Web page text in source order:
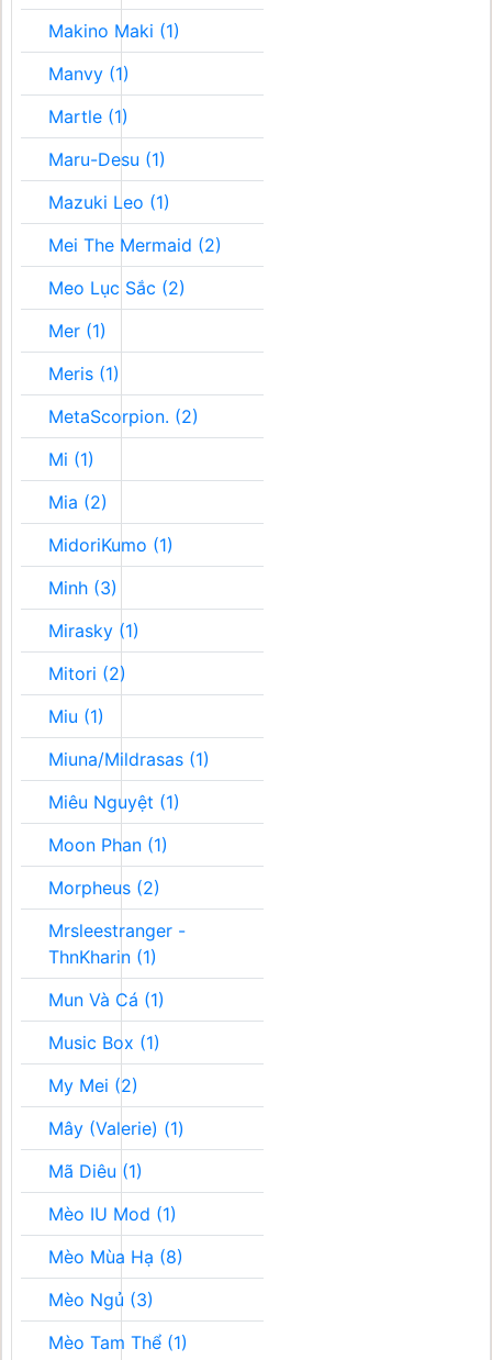
Makino Maki (1)
Manvy (1)
Martle (1)
Maru-Desu (1)
Mazuki Leo (1)
Mei The Mermaid (2)
Meo Lục Sắc (2)
Mer (1)
Meris (1)
MetaScorpion. (2)
Mi (1)
Mia (2)
MidoriKumo (1)
Minh (3)
Mirasky (1)
Mitori (2)
Miu (1)
Miuna/Mildrasas (1)
Miêu Nguyệt (1)
Moon Phan (1)
Morpheus (2)
Mrsleestranger -
ThnKharin (1)
Mun Và Cá (1)
Music Box (1)
My Mei (2)
Mây (Valerie) (1)
Mã Diêu (1)
Mèo IU Mod (1)
Mèo Mùa Hạ (8)
Mèo Ngủ (3)
Mèo Tam Thể (1)